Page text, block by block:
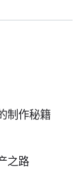
制作秘籍
之路